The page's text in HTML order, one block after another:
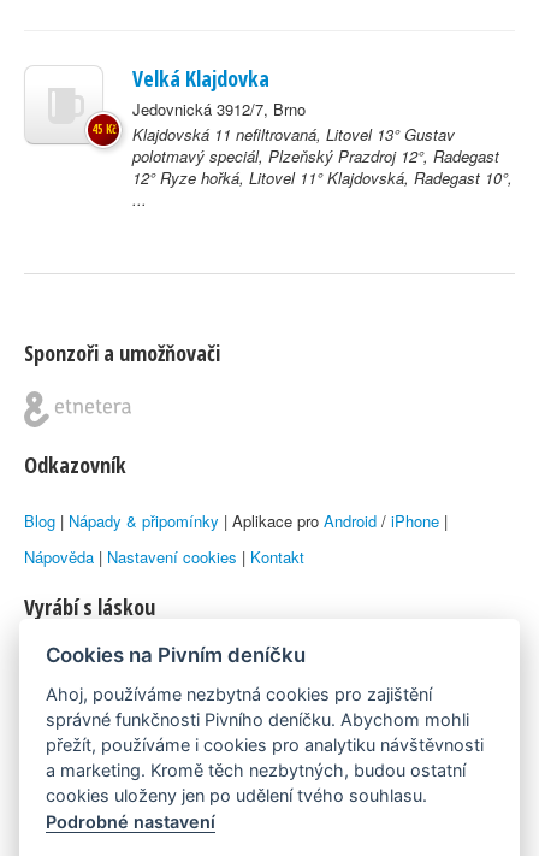
Velká Klajdovka
Jedovnická 3912/7, Brno
Klajdovská 11 nefiltrovaná, Litovel 13° Gustav
polotmavý speciál, Plzeňský Prazdroj 12°, Radegast
12° Ryze hořká, Litovel 11° Klajdovská, Radegast 10°,
...
45 Kč
Sponzoři a umožňovači
Odkazovník
Blog | Nápady & připomínky | Aplikace pro Android / iPhone |
Nápověda | Nastavení cookies | Kontakt
Vyrábí s láskou
© 2010–2026 byLukáš Zemanaka Emka
Máme rádi
Pivní.info
Poznámka pod čarou
Cookies na Pivním deníčku
Ahoj, používáme nezbytná cookies pro zajištění
správné funkčnosti Pivního deníčku. Abychom mohli
přežít, používáme i cookies pro analytiku návštěvnosti
a marketing. Kromě těch nezbytných, budou ostatní
cookies uloženy jen po udělení tvého souhlasu.
Podrobné nastavení